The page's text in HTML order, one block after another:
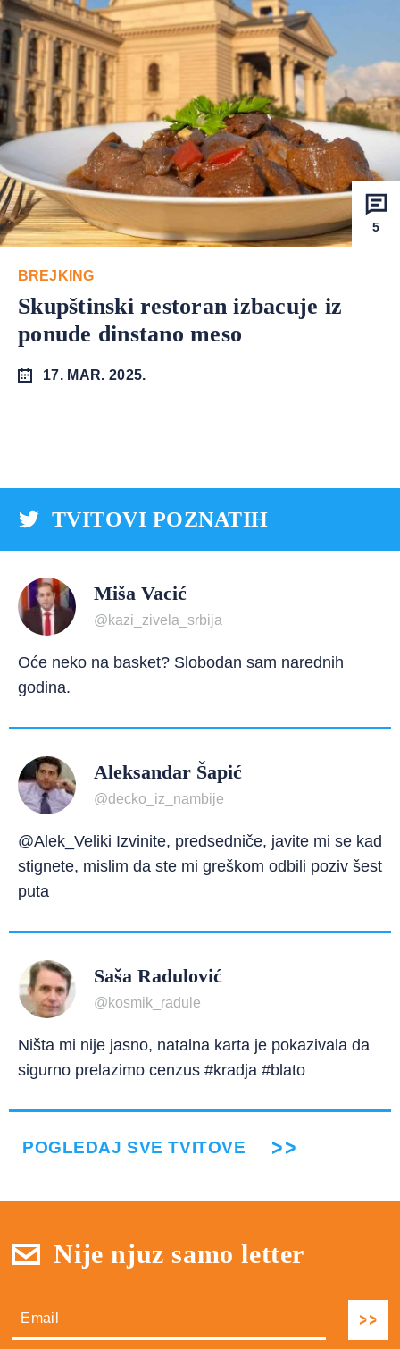
5
BREJKING
Skupštinski restoran izbacuje iz
ponude dinstano meso
17. MAR. 2025.
TVITOVI POZNATIH
Miša Vacić
@kazi_zivela_srbija
Oće neko na basket? Slobodan sam narednih
godina.
Aleksandar Šapić
@decko_iz_nambije
@Alek_Veliki Izvinite, predsedniče, javite mi se kad
stignete, mislim da ste mi greškom odbili poziv šest
puta
Saša Radulović
@kosmik_radule
Ništa mi nije jasno, natalna karta je pokazivala da
sigurno prelazimo cenzus #kradja #blato
POGLEDAJ SVE TVITOVE
Nije njuz samo letter